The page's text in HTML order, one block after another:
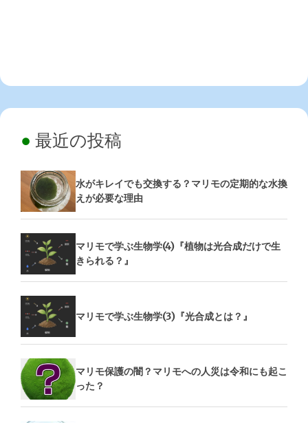
最近の投稿
水がキレイでも交換する？マリモの定期的な水換
えが必要な理由
マリモで学ぶ生物学(4)『植物は光合成だけで生
きられる？』
マリモで学ぶ生物学(3)『光合成とは？』
マリモ保護の闇？マリモへの人災は令和にも起こ
った？